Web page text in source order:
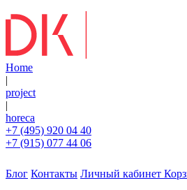
Home
|
project
|
horeca
+7 (495) 920 04 40
+7 (915) 077 44 06
Блог Контакты Личный кабинет